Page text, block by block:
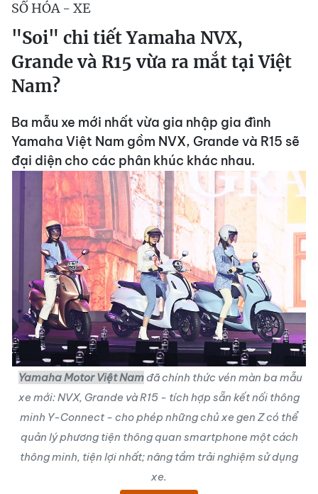
SỐ HÓA - XE
"Soi" chi tiết Yamaha NVX,
Grande và R15 vừa ra mắt tại Việt
Nam?
Ba mẫu xe mới nhất vừa gia nhập gia đình
Yamaha Việt Nam gồm NVX, Grande và R15 sẽ
đại diện cho các phân khúc khác nhau.
Yamaha Motor Việt Namđã chính thức vén màn ba mẫu
xe mới: NVX, Grande và R15 - tích hợp sẵn kết nối thông
minh Y-Connect - cho phép những chủ xe gen Z có thể
quản lý phương tiện thông quan smartphone một cách
thông minh, tiện lợi nhất; nâng tầm trải nghiệm sử dụng
xe.